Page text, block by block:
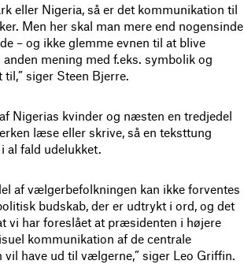
eller Nigeria, så er det kommunikation til
Men her skal man mere end nogensinde
– og ikke glemme evnen til at blive
mening med f.eks. symbolik og
til,” siger Steen Bjerre.
Nigerias kvinder og næsten en tredjedel
læse eller skrive, så en teksttung
al fald udelukket.
af vælgerbefolkningen kan ikke forventes
budskab, der er udtrykt i ord, og det
vi har foreslået at præsidenten i højere
kommunikation af de centrale
vil have ud til vælgerne,” siger Leo Griffin.